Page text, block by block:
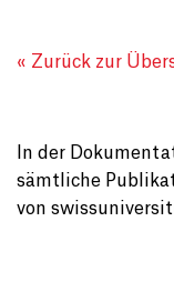
« Zurück zur
In der
sämtliche
von